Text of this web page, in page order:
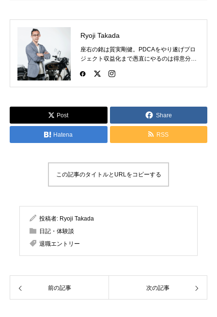
Ryoji Takada
座右の銘は質実剛健。PDCAをやり遂げプロ
ジェクト収益化まで愚直にやるのは得意分
った時の名残。バイクとファッションと格闘
技が好き。
Post Share
Hatena RSS
この記事のタイトルとURLをコピーする
投稿者: Ryoji Takada
日記・体験談
退職エントリー
前の記事 次の記事